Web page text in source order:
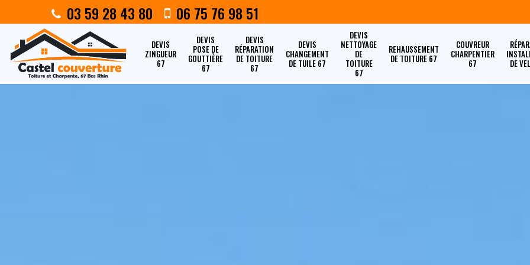
03 59 28 43 80 06 75 76 98 51
DEVIS
ZINGUEUR
67
DEVIS
POSE DE
GOUTTIÈRE
67
DEVIS
RÉPARATION
DE TOITURE
67
DEVIS
CHANGEMENT
DE TUILE 67
DEVIS
NETTOYAGE
DE
TOITURE
67
REHAUSSEMENT
DE TOITURE 67
COUVREUR
CHARPENTIER
67
DE